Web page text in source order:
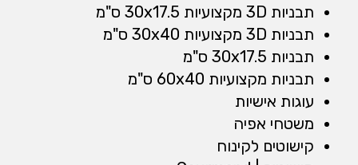
תבניות 3D מקצועיות 30x17.5 ס"מ
תבניות 3D מקצועיות 30x40 ס"מ
תבניות 30x17.5 ס"מ
תבניות מקצועיות 60x40 ס"מ
עוגות אישיות
משטחי אפיה
קישוטים לקינוח